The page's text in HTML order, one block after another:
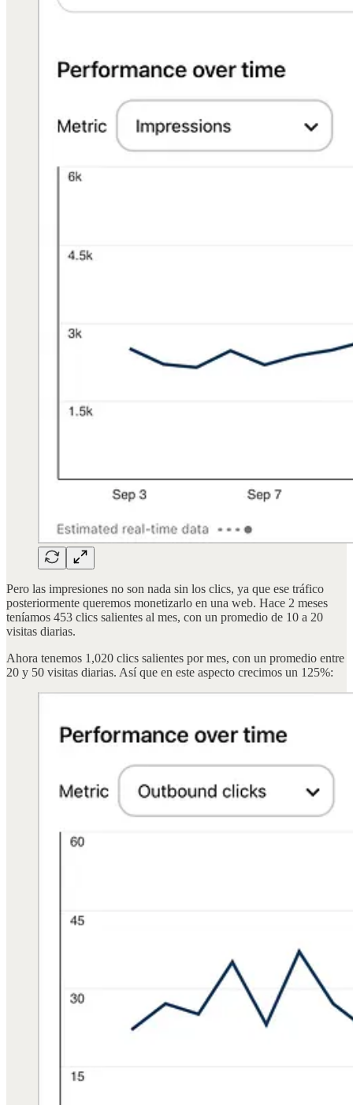
Pero las impresiones no son nada sin los clics, ya que ese tráfico
posteriormente queremos monetizarlo en una web. Hace 2 meses
teníamos 453 clics salientes al mes, con un promedio de 10 a 20
visitas diarias.
Ahora tenemos 1,020 clics salientes por mes, con un promedio entre
20 y 50 visitas diarias. Así que en este aspecto crecimos un 125%: